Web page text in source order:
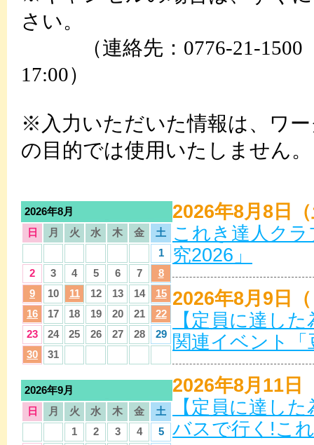
さい。
（連絡先：0776-21-1500
17:00）
※入力いただいた情報は、ワ
の目的では使用いたしません。
2026年8月
日
月 火 水 木 金
土
1
2
3 4 5 6 7
8
9
10 11 12 13 14
15
16
17 18 19 20 21
22
23
24 25 26 27 28
29
30
31
2026年9月
日
月 火 水 木 金
土
1
2 3 4
5
2026年8月8日
これき達人ク
究2026」
2026年8月9日
【定員に達し
関連イベント
2026年8月11日
【定員に達し
バスで行く!こ